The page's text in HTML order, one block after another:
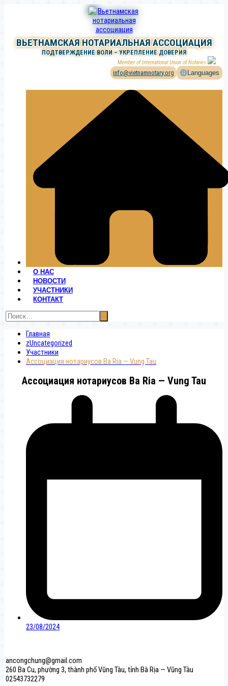
ВЬЕТНАМСКАЯ НОТАРИАЛЬНАЯ АССОЦИАЦИЯ
ПОДТВЕРЖДЕНИЕ ВОЛИ – УКРЕПЛЕНИЕ ДОВЕРИЯ
Member of International Union of Notaries
info@vietnamnotary.org Languages
О НАС
НОВОСТИ
УЧАСТНИКИ
КОНТАКТ
Главная
zUncategorized
Участники
Ассоциация нотариусов Ba Ria — Vung Tau
Ассоциация нотариусов Ba Ria — Vung Tau
23/08/2024
ancongchung@gmail.com
260 Ba Cu, phường 3, thành phố Vũng Tàu, tỉnh Bà Rịa — Vũng Tàu
02543732279